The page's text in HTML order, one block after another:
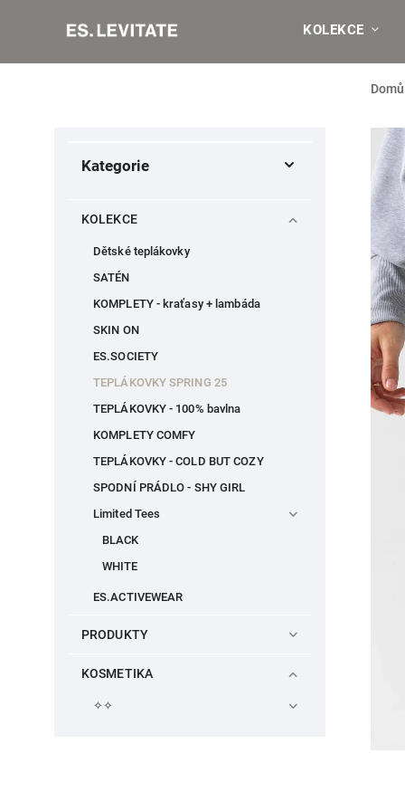
KOLEKCE
Domů
Kategorie
KOLEKCE
Dětské teplákovky
SATÉN
KOMPLETY - kraťasy + lambáda
SKIN ON
ES.SOCIETY
TEPLÁKOVKY SPRING 25
TEPLÁKOVKY - 100% bavlna
KOMPLETY COMFY
TEPLÁKOVKY - COLD BUT COZY
SPODNÍ PRÁDLO - SHY GIRL
Limited Tees
BLACK
WHITE
ES.ACTIVEWEAR
PRODUKTY
KOSMETIKA
✧✧